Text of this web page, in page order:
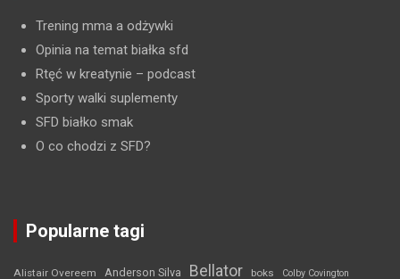
Trening mma a odżywki
Opinia na temat białka sfd
Rtęć w kreatynie – podcast
Sporty walki suplementy
SFD białko smak
O co chodzi z SFD?
Popularne tagi
Alistair Overeem Anderson Silva Bellator boks Colby Covington